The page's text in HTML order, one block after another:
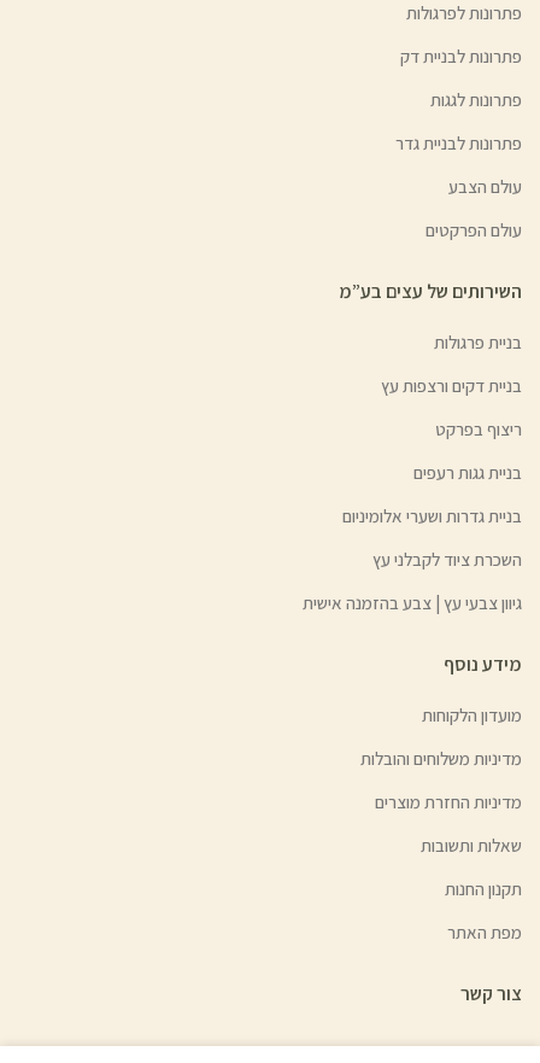
פתרונות לפרגולות
פתרונות לבניית דק
פתרונות לגגות
פתרונות לבניית גדר
עולם הצבע
עולם הפרקטים
השירותים של עצים בע”מ
בניית פרגולות
בניית דקים ורצפות עץ
ריצוף בפרקט
בניית גגות רעפים
בניית גדרות ושערי אלומיניום
השכרת ציוד לקבלני עץ
גיוון צבעי עץ | צבע בהזמנה אישית
מידע נוסף
מועדון הלקוחות
מדיניות משלוחים והובלות
מדיניות החזרת מוצרים
שאלות ותשובות
תקנון החנות
מפת האתר
צור קשר